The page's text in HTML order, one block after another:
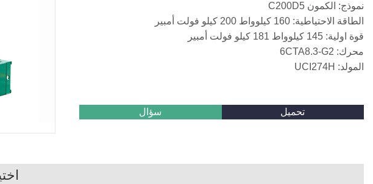
نموذج: الكمون C200D5
الطاقة الاحتياطية: 160 كيلوواط 200 كيلو فولت أمبير
قوة اولية: 145 كيلوواط 181 كيلو فولت أمبير
محرك: 6CTA8.3-G2
المولد: UCI274H
تحميل سؤال